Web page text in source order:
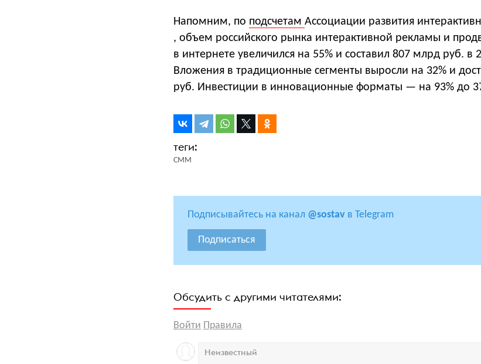
Напомним, по подсчетам Ассоциации развития
, объем российского рынка интерактивной рекламы и
в интернете увеличился на 55% и составил 807 млрд руб. в
Вложения в традиционные сегменты выросли на 32% и
руб. Инвестиции в инновационные форматы — на 93% до
СММ
Подписывайтесь на канал @sostav в Telegram
Подписаться
Обсудить с другими читателями:
Войти Правила
Неизвестный